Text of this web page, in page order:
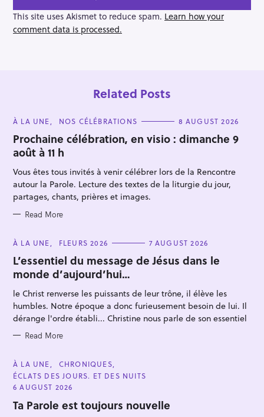
i
o
This site uses Akismet to reduce spam. Learn how your
comment data is processed.
Related Posts
C
T
E
G
O
R
I
E
S
À LA UNE NOS CÉLÉBRATIONS 8 AUGUST 2026
Prochaine célébration, en visio : dimanche 9
août à 11 h
Vous êtes tous invités à venir célébrer lors de la Rencontre
autour la Parole. Lecture des textes de la liturgie du jour,
partages, chants, prières et images.
Read More
C
T
E
G
O
R
I
E
S
À LA UNE FLEURS 2026 7 AUGUST 2026
L’essentiel du message de Jésus dans le
monde d’aujourd’hui…
le Christ renverse les puissants de leur trône, il élève les
humbles. Notre époque a donc furieusement besoin de lui. Il
dérange l'ordre établi... Christine nous parle de son essentiel
Read More
C
A
T
E
O
R
À LA UNE
CHRONIQUES
ÉCLATS DES JOURS. ET DES NUITS
6 AUGUST 2026
Ta Parole est toujours nouvelle